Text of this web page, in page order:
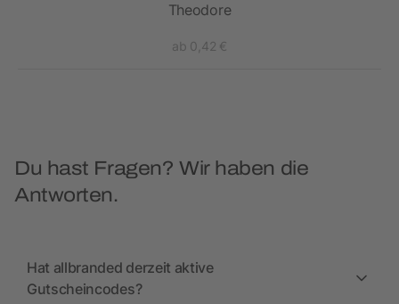
Theodore
ab 0,42 €
Du hast Fragen? Wir haben die
Antworten.
Hat allbranded derzeit aktive
Gutscheincodes?